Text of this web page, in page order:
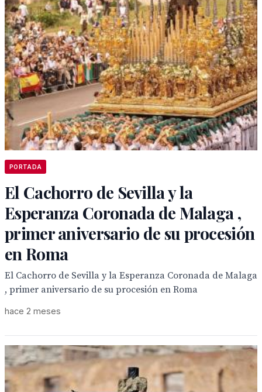
PORTADA
El Cachorro de Sevilla y la
Esperanza Coronada de Malaga ,
primer aniversario de su procesión
en Roma
El Cachorro de Sevilla y la Esperanza Coronada de Malaga
, primer aniversario de su procesión en Roma
hace 2 meses